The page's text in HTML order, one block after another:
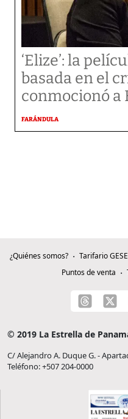
‘Elize’: la
basada en el
conmocionó a
FARÁNDULA
¿Quiénes somos? Tarifario GESE
Puntos de venta
© 2019 La Estrella de
C/ Alejandro A. Duque G. -
Teléfono: +507 204-0000